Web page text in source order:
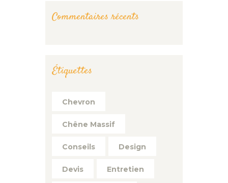
Commentaires récents
Étiquettes
Chevron
Chêne Massif
Conseils Design
Devis Entretien